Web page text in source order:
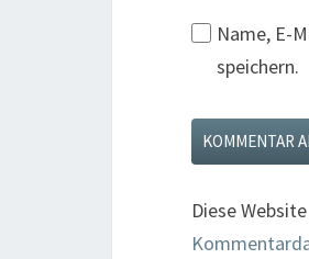
Name, E-
speichern.
Diese